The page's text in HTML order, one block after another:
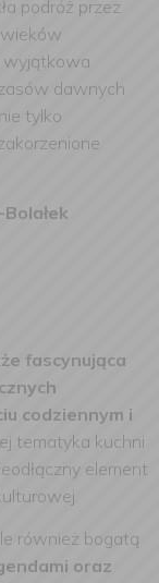
podróż przez
wyjątkowa
dawnych
tylko
fascynująca
codziennym i
tematyka kuchni
element
również bogatą
oraz